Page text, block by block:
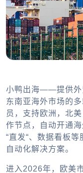
小鸭出海——提供外
东南亚海外市场的
员，支持欧洲，北
作节点，自动开通
“直发“、数据看板
自动化解决方案。
进入2026年，欧美